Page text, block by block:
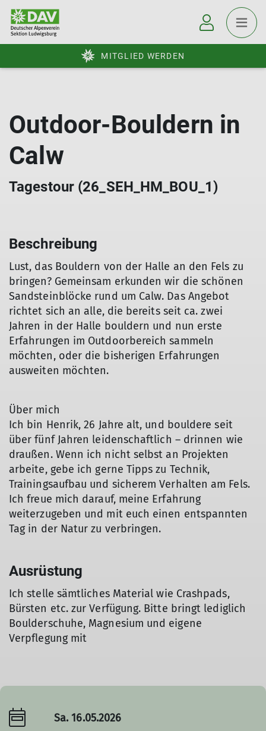
MITGLIED WERDEN
Outdoor-Bouldern in
Calw
Tagestour (26_SEH_HM_BOU_1)
Beschreibung
Lust, das Bouldern von der Halle an den Fels zu
bringen? Gemeinsam erkunden wir die schönen
Sandsteinblöcke rund um Calw. Das Angebot
richtet sich an alle, die bereits seit ca. zwei
Jahren in der Halle bouldern und nun erste
Erfahrungen im Outdoorbereich sammeln
möchten, oder die bisherigen Erfahrungen
ausweiten möchten.
Über mich
Ich bin Henrik, 26 Jahre alt, und bouldere seit
über fünf Jahren leidenschaftlich – drinnen wie
draußen. Wenn ich nicht selbst an Projekten
arbeite, gebe ich gerne Tipps zu Technik,
Trainingsaufbau und sicherem Verhalten am Fels.
Ich freue mich darauf, meine Erfahrung
weiterzugeben und mit euch einen entspannten
Tag in der Natur zu verbringen.
Ausrüstung
Ich stelle sämtliches Material wie Crashpads,
Bürsten etc. zur Verfügung. Bitte bringt lediglich
Boulderschuhe, Magnesium und eigene
Verpflegung mit
Sa. 16.05.2026